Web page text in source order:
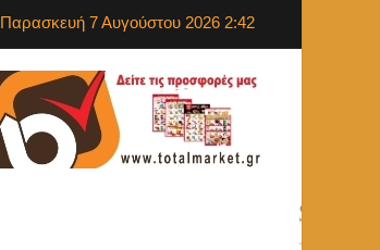
Παρασκευή 7 Αυγούστου 2026 2:42